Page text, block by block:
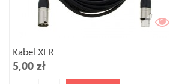
Kabel XLR
5,00 zł